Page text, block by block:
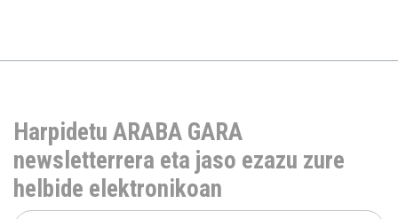
Harpidetu ARABA GARA
newsletterrera eta jaso ezazu zure
helbide elektronikoan